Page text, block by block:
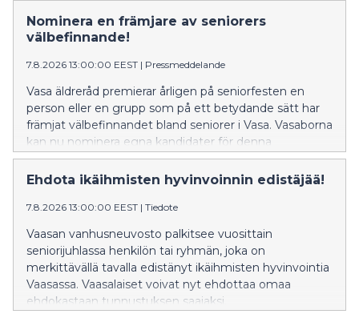
Nominera en främjare av seniorers
välbefinnande!
7.8.2026 13:00:00 EEST | Pressmeddelande
Vasa äldreråd premierar årligen på seniorfesten en
person eller en grupp som på ett betydande sätt har
främjat välbefinnandet bland seniorer i Vasa. Vasaborna
kan nu nominera egna kandidater för denna
utmärkelse.
Ehdota ikäihmisten hyvinvoinnin edistäjää!
7.8.2026 13:00:00 EEST | Tiedote
Vaasan vanhusneuvosto palkitsee vuosittain
seniorijuhlassa henkilön tai ryhmän, joka on
merkittävällä tavalla edistänyt ikäihmisten hyvinvointia
Vaasassa. Vaasalaiset voivat nyt ehdottaa omaa
ehdokastaan tunnustuksen saajaksi.